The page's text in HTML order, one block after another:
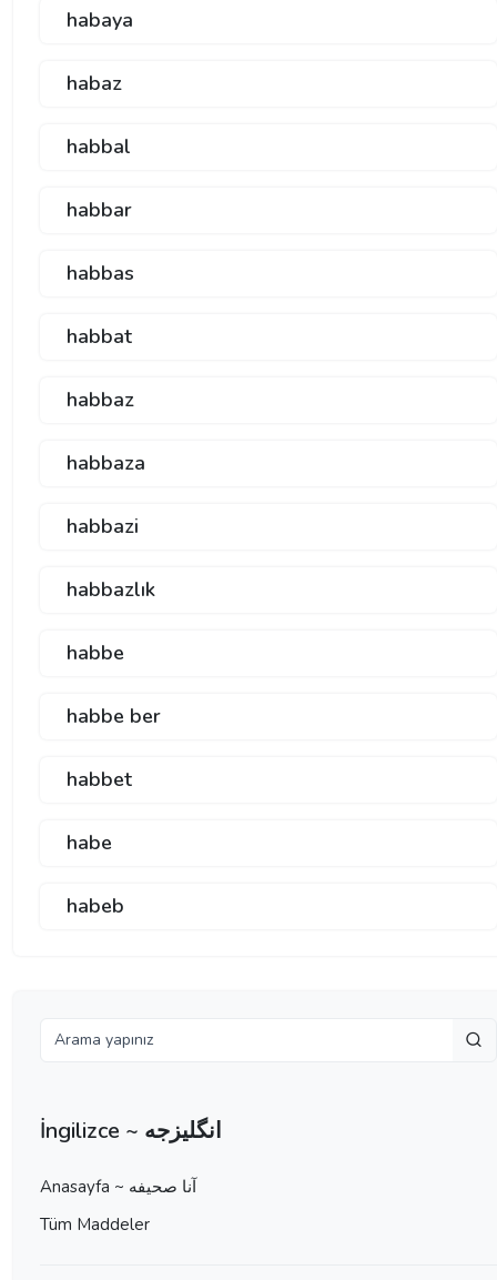
habaya
habaz
habbal
habbar
habbas
habbat
habbaz
habbaza
habbazi
habbazlık
habbe
habbe ber
habbet
habe
habeb
İngilizce ~ انگلیزجه
Anasayfa ~ آنا صحيفه
Tüm Maddeler